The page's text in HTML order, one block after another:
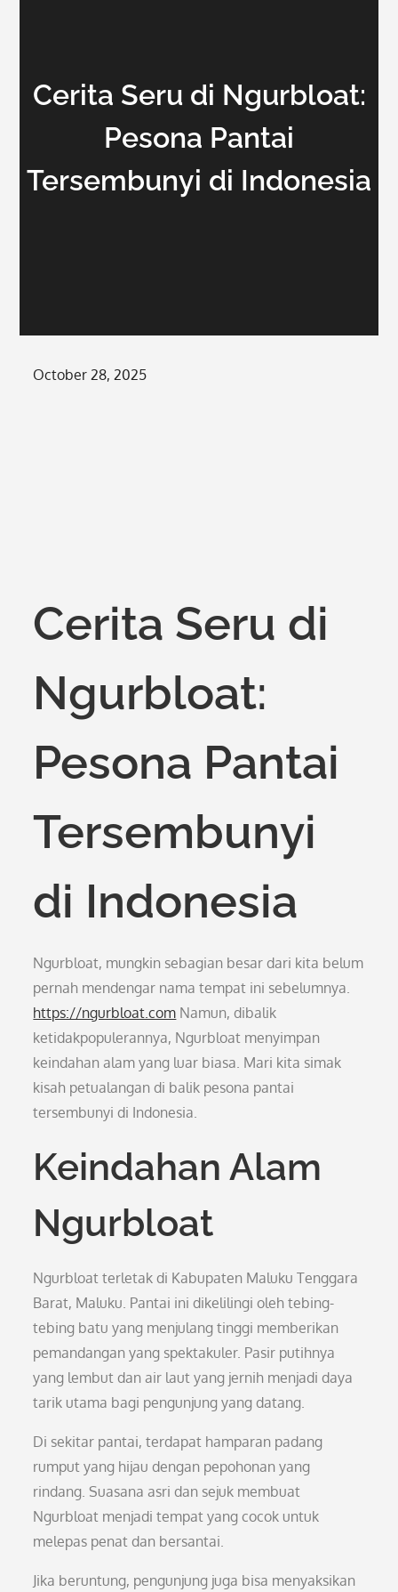
Cerita Seru di Ngurbloat:
Pesona Pantai
Tersembunyi di Indonesia
Posted
October 28, 2025
Cerita Seru di
Ngurbloat:
Pesona Pantai
Tersembunyi
di Indonesia
Ngurbloat, mungkin sebagian besar dari kita belum
pernah mendengar nama tempat ini sebelumnya.
https://ngurbloat.com Namun, dibalik
ketidakpopulerannya, Ngurbloat menyimpan
keindahan alam yang luar biasa. Mari kita simak
kisah petualangan di balik pesona pantai
tersembunyi di Indonesia.
Keindahan Alam
Ngurbloat
Ngurbloat terletak di Kabupaten Maluku Tenggara
Barat, Maluku. Pantai ini dikelilingi oleh tebing-
tebing batu yang menjulang tinggi memberikan
pemandangan yang spektakuler. Pasir putihnya
yang lembut dan air laut yang jernih menjadi daya
tarik utama bagi pengunjung yang datang.
Di sekitar pantai, terdapat hamparan padang
rumput yang hijau dengan pepohonan yang
rindang. Suasana asri dan sejuk membuat
Ngurbloat menjadi tempat yang cocok untuk
melepas penat dan bersantai.
Jika beruntung, pengunjung juga bisa menyaksikan